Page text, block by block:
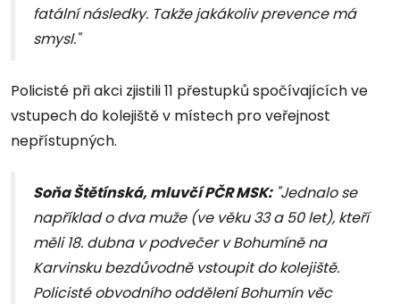
fatální následky. Takže jakákoliv prevence má
smysl."
Policisté při akci zjistili 11 přestupků spočívajících ve
vstupech do kolejiště v místech pro veřejnost
nepřístupných.
Soňa Štětínská, mluvčí PČR MSK:"Jednalo se
například o dva muže (ve věku 33 a 50 let), kteří
měli 18. dubna v podvečer v Bohumíně na
Karvinsku bezdůvodně vstoupit do kolejiště.
Policisté obvodního oddělení Bohumín věc